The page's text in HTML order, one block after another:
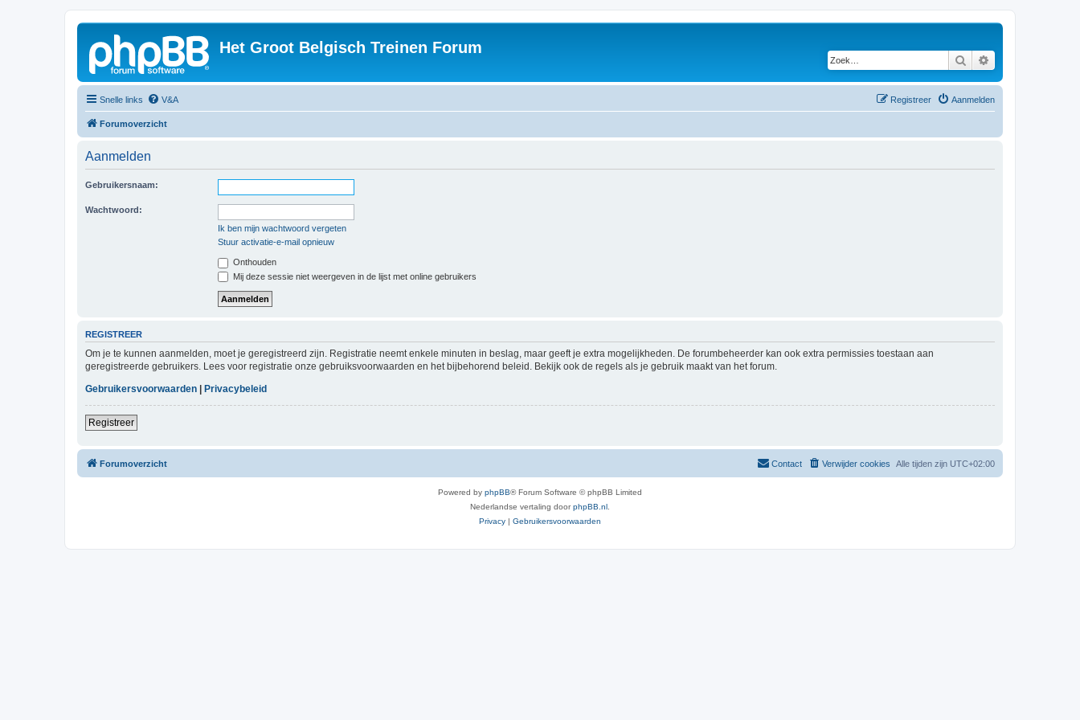
Het Groot Belgisch Treinen Forum
Zoek
Snelle links V&A Aanmelden
Registreer
Forumoverzicht
Aanmelden
Gebruikersnaam:
Wachtwoord:
Ik ben mijn wachtwoord vergeten
Stuur activatie-e-mail opnieuw
Onthouden
Mij deze sessie niet weergeven in de lijst met online gebruikers
REGISTREER
Om je te kunnen aanmelden, moet je geregistreerd zijn. Registratie neemt enkele minuten in beslag, maar geeft je extra mogelijkheden. De forumbeheerder kan ook extra permissies toestaan aan
geregistreerde gebruikers. Lees voor registratie onze gebruiksvoorwaarden en het bijbehorend beleid. Bekijk ook de regels als je gebruik maakt van het forum.
Gebruikersvoorwaarden | Privacybeleid
Registreer
Forumoverzicht Alle tijden zijn UTC+02:00
Verwijder cookies
Contact
Powered by phpBB® Forum Software © phpBB Limited
Nederlandse vertaling doorphpBB.nl
Privacy | Gebruikersvoorwaarden